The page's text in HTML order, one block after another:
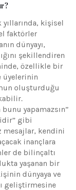
kişisel
faktörler
dünyayı,
şekillendiren
özellikle bir
üyelerinin
oluşturduğu
yapamazsın”
gibi
kendini
inançlara
de bilinçaltı
yaşanan bir
dünyaya ve
geliştirmesine